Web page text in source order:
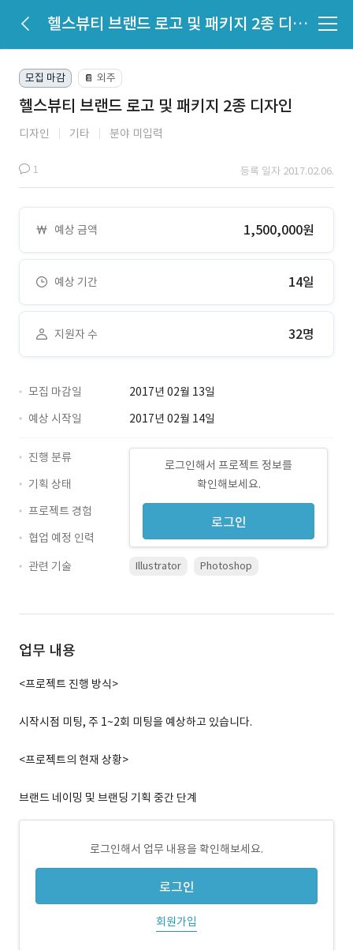
헬스뷰티 브랜드 로고 및 패키지 2종 디자인
모집 마감 📔 외주
헬스뷰티 브랜드 로고 및 패키지 2종 디자인
디자인 기타 분야 미입력
1 등록 일자 2017.02.06.
예상 금액 1,500,000원
예상 기간 14일
지원자 수 32명
모집 마감일
2017년 02월 13일
예상 시작일
2017년 02월 14일
로그인해서 프로젝트 정보를
확인해보세요.
로그인
진행 분류
기획 상태
프로젝트 경험
협업 예정 인력
관련 기술
Illustrator Photoshop
업무 내용
<프로젝트 진행 방식>
시작시점 미팅, 주 1~2회 미팅을 예상하고 있습니다.
<프로젝트의 현재 상황>
브랜드 네이밍 및 브랜딩 기획 중간 단계
로그인해서 업무 내용을 확인해보세요.
로그인
회원가입